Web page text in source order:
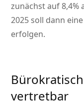
zunächst auf 8,4%
2025 soll dann
erfolgen.
vertretbar